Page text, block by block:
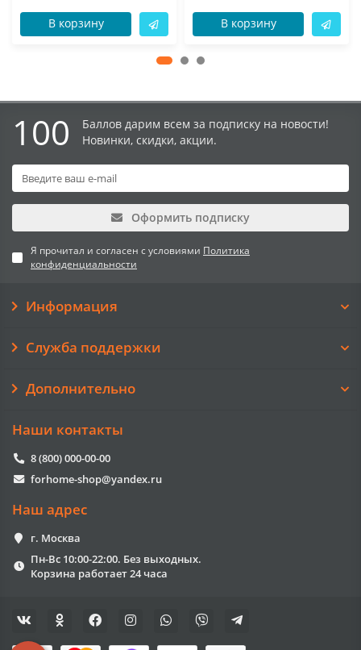
В корзину В корзину
100
Баллов дарим всем за подписку на новости!
Новинки, скидки, акции.
Оформить подписку
Я прочитал и согласен с условиями Политика
конфиденциальности
Информация
Служба поддержки
Дополнительно
Наши контакты
8 (800) 000-00-00
forhome-shop@yandex.ru
Наш адрес
г. Москва
Пн-Вс 10:00-22:00. Без выходных.
Корзина работает 24 часа